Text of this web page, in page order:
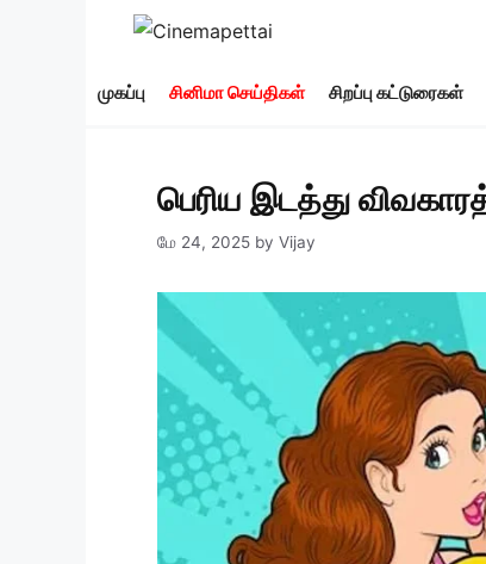
முகப்பு சினிமா செய்திகள் சிறப்பு கட்டுரைகள்
பெரிய இடத்து
மே 24, 2025 by Vijay